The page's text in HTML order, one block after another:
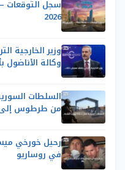
2026
وزير الخارجية
وكالة الأناضول
السلطات
من طرطوس إلى
في روساريو